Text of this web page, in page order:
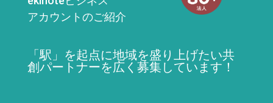
アカウントのご紹介
「駅」を起点に地域を盛り上げたい共
創パートナーを広く募集しています！